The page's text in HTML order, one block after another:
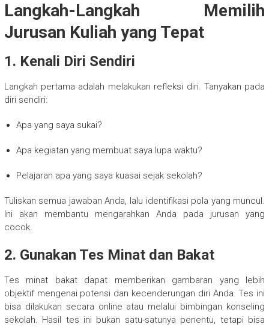
Langkah-Langkah Memilih
Jurusan Kuliah yang Tepat
1. Kenali Diri Sendiri
Langkah pertama adalah melakukan refleksi diri. Tanyakan pada
diri sendiri:
Apa yang saya sukai?
Apa kegiatan yang membuat saya lupa waktu?
Pelajaran apa yang saya kuasai sejak sekolah?
Tuliskan semua jawaban Anda, lalu identifikasi pola yang muncul.
Ini akan membantu mengarahkan Anda pada jurusan yang
cocok.
2. Gunakan Tes Minat dan Bakat
Tes minat bakat dapat memberikan gambaran yang lebih
objektif mengenai potensi dan kecenderungan diri Anda. Tes ini
bisa dilakukan secara online atau melalui bimbingan konseling
sekolah. Hasil tes ini bukan satu-satunya penentu, tetapi bisa